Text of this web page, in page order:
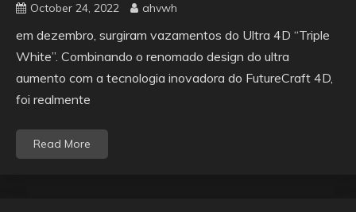
October 24, 2022 ahvwh
em dezembro, surgiram vazamentos do Ultra 4D “Triple
White”. Combinando o renomado design do ultra
aumento com a tecnologia inovadora do FutureCraft 4D,
foi realmente
Read More